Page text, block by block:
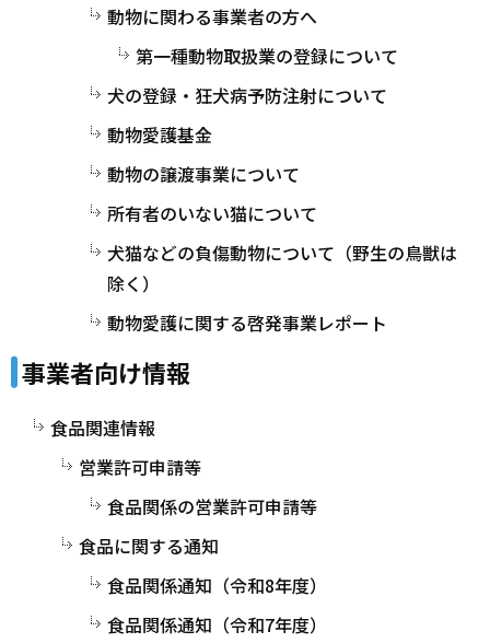
動物に関わる事業者の方へ
第一種動物取扱業の登録について
犬の登録・狂犬病予防注射について
動物愛護基金
動物の譲渡事業について
所有者のいない猫について
犬猫などの負傷動物について（野生の鳥獣は
除く）
動物愛護に関する啓発事業レポート
事業者向け情報
食品関連情報
営業許可申請等
食品関係の営業許可申請等
食品に関する通知
食品関係通知（令和8年度）
食品関係通知（令和7年度）